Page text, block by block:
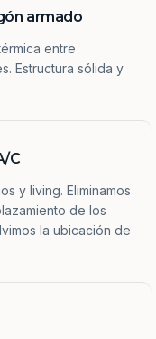
armado
entre
Estructura sólida y
C
y living. Eliminamos
de los
la ubicación de